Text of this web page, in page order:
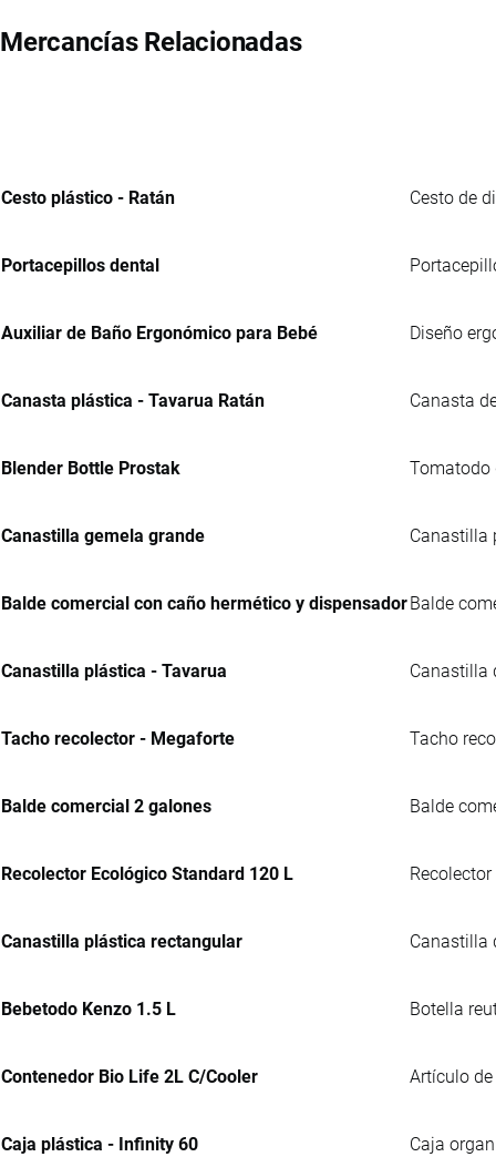
Mercancías Relacionadas
Cesto plástico - Ratán Cesto de
Portacepillos dental
Auxiliar de Baño Ergonómico para Bebé Diseño
Canasta plástica - Tavarua Ratán Canasta
Blender Bottle Prostak Tomatodo
Canastilla gemela grande Canastilla
Balde comercial con caño hermético y dispensador Balde
Canastilla plástica - Tavarua Canastilla
Tacho recolector - Megaforte Tacho
Balde comercial 2 galones Balde
Recolector Ecológico Standard 120 L
Canastilla plástica rectangular Canastilla
Bebetodo Kenzo 1.5 L Botella
Contenedor Bio Life 2L C/Cooler Artículo
Caja plástica - Infinity 60 Caja